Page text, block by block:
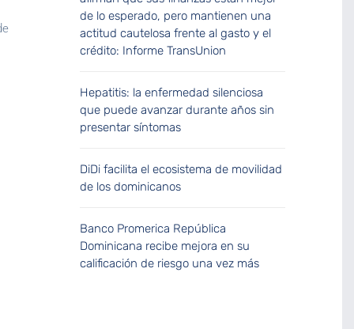
de lo esperado, pero mantienen una
actitud cautelosa frente al gasto y el
crédito: Informe TransUnion
Hepatitis: la enfermedad silenciosa
que puede avanzar durante años sin
presentar síntomas
DiDi facilita el ecosistema de movilidad
de los dominicanos
Banco Promerica República
Dominicana recibe mejora en su
calificación de riesgo una vez más